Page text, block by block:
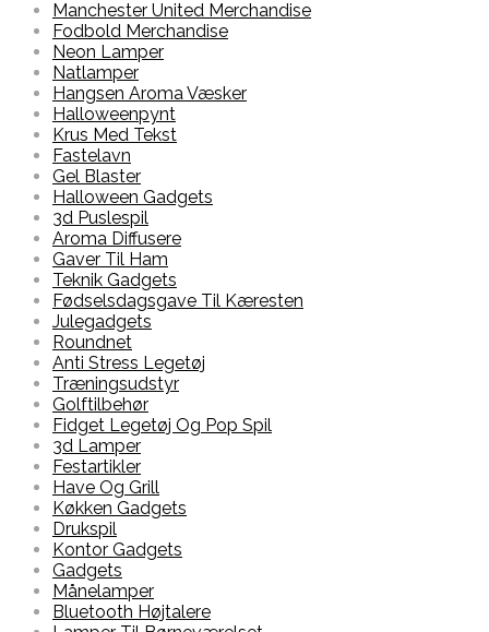
Manchester United Merchandise
Fodbold Merchandise
Neon Lamper
Natlamper
Hangsen Aroma Væsker
Halloweenpynt
Krus Med Tekst
Fastelavn
Gel Blaster
Halloween Gadgets
3d Puslespil
Aroma Diffusere
Gaver Til Ham
Teknik Gadgets
Fødselsdagsgave Til Kæresten
Julegadgets
Roundnet
Anti Stress Legetøj
Træningsudstyr
Golftilbehør
Fidget Legetøj Og Pop Spil
3d Lamper
Festartikler
Have Og Grill
Køkken Gadgets
Drukspil
Kontor Gadgets
Gadgets
Månelamper
Bluetooth Højtalere